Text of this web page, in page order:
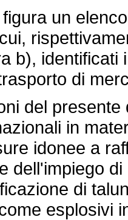
un
b),
di
del presente
in
idonee a
dell'impiego
di
esplosivi